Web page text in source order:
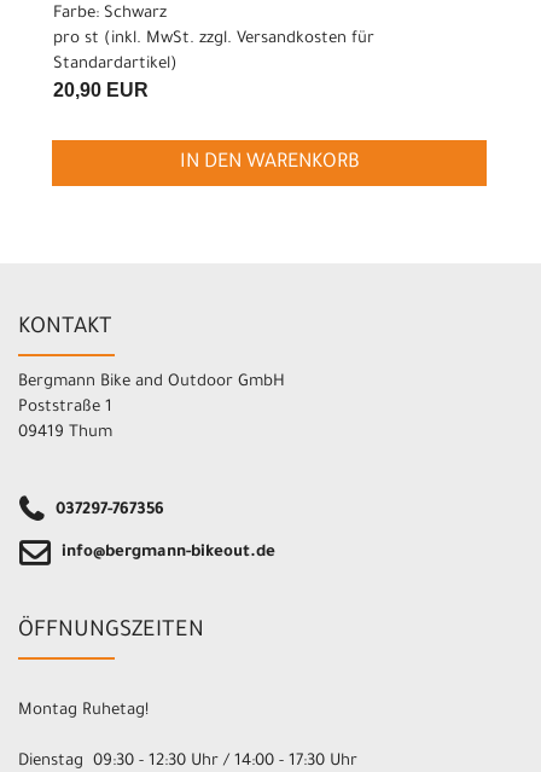
Farbe: Schwarz
pro st (inkl. MwSt. zzgl. Versandkosten für
Standardartikel)
20,90 EUR
IN DEN WARENKORB
KONTAKT
Bergmann Bike and Outdoor GmbH
Poststraße 1
09419 Thum
037297-767356
info@bergmann-bikeout.de
ÖFFNUNGSZEITEN
Montag Ruhetag!
Dienstag 09:30 - 12:30 Uhr / 14:00 - 17:30 Uhr